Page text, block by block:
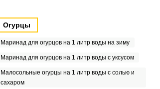
Огурцы
Маринад для огурцов на 1 литр воды на зиму
Маринад для огурцов на 1 литр воды с уксусом
Малосольные огурцы на 1 литр воды с солью и
сахаром